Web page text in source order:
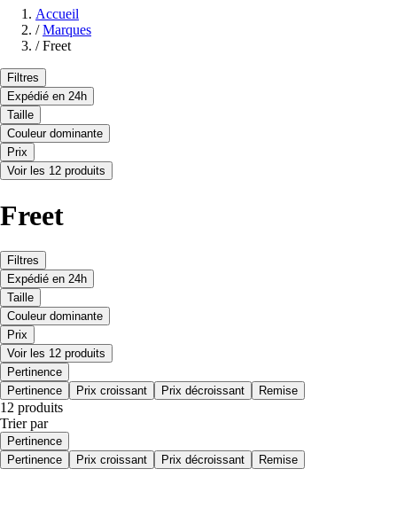
Accueil
/ Marques
/ Freet
Filtres
Expédié en 24h
Taille
Couleur dominante
Prix
Voir les 12 produits
Freet
Filtres
Expédié en 24h
Taille
Couleur dominante
Prix
Voir les 12 produits
Pertinence
Pertinence
Prix croissant Prix décroissant Remise
12 produits
Trier par
Pertinence
Pertinence
Prix croissant Prix décroissant Remise